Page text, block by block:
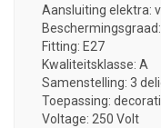
Aansluiting elektra:
Fitting: E27
Kwaliteitsklasse: A
Samenstelling: 3
Toepassing:
Voltage: 250 Volt